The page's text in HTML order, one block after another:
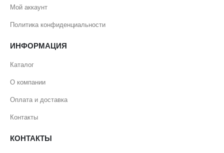
Мой аккаунт
Политика конфиденциальности
ИНФОРМАЦИЯ
Каталог
О компании
Оплата и доставка
Контакты
КОНТАКТЫ